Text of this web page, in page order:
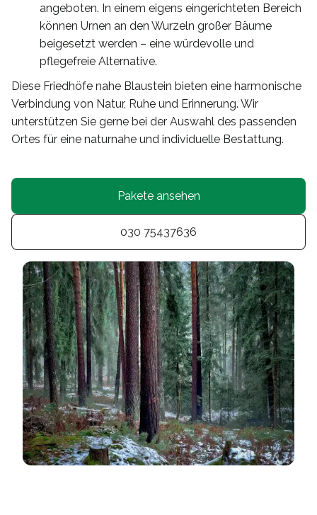
angeboten. In einem eigens eingerichteten Bereich
können Urnen an den Wurzeln großer Bäume
beigesetzt werden – eine würdevolle und
pflegefreie Alternative.
Diese Friedhöfe nahe Blaustein bieten eine harmonische
Verbindung von Natur, Ruhe und Erinnerung. Wir
unterstützen Sie gerne bei der Auswahl des passenden
Ortes für eine naturnahe und individuelle Bestattung.
Pakete ansehen
030 75437636